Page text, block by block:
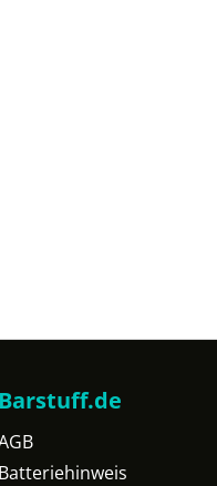
Barstuff.de
Batteriehinweis